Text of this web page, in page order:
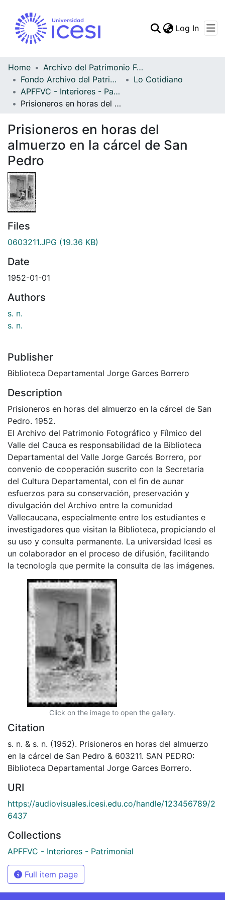
Statistics
Log In
Home
Archivo del Patrimonio Fotográfico y Fílmico del Valle del Cauca
Fondo Archivo del Patrimonio Fotográfico y Fílmico del Valle del Cauca
Lo Cotidiano
APFFVC - Interiores - Patrimonial
Prisioneros en horas del almuerzo en la cárcel de San Pedro
Prisioneros en horas del
almuerzo en la cárcel de San
Pedro
Files
0603211.JPG (19.36 KB)
Date
1952-01-01
Authors
s. n.
s. n.
Publisher
Biblioteca Departamental Jorge Garces Borrero
Description
Prisioneros en horas del almuerzo en la cárcel de San
Pedro. 1952.
El Archivo del Patrimonio Fotográfico y Fílmico del
Valle del Cauca es responsabilidad de la Biblioteca
Departamental del Valle Jorge Garcés Borrero, por
convenio de cooperación suscrito con la Secretaria
del Cultura Departamental, con el fin de aunar
esfuerzos para su conservación, preservación y
divulgación del Archivo entre la comunidad
Vallecaucana, especialmente entre los estudiantes e
investigadores que visitan la Biblioteca, propiciando el
su uso y consulta permanente. La universidad Icesi es
un colaborador en el proceso de difusión, facilitando
la tecnología que permite la consulta de las imágenes.
Click on the image to open the gallery.
Citation
s. n. & s. n. (1952). Prisioneros en horas del almuerzo
en la cárcel de San Pedro & 603211. SAN PEDRO:
Biblioteca Departamental Jorge Garces Borrero.
URI
https://audiovisuales.icesi.edu.co/handle/123456789/2
6437
Collections
APFFVC - Interiores - Patrimonial
Full item page